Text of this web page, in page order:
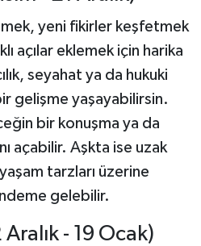
yeni fikirler keşfetmek
açılar eklemek için harika
seyahat ya da hukuki
gelişme yaşayabilirsin.
bir konuşma ya da
açabilir. Aşkta ise uzak
tarzları üzerine
gelebilir.
- 19 Ocak)